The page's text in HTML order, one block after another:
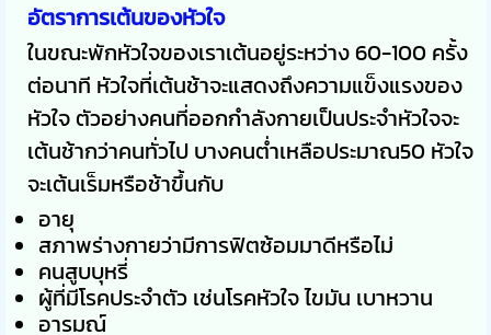
อัตราการเต้นของหัวใจ
ในขณะพักหัวใจของเราเต้นอยู่ระหว่าง 60-100 ครั้ง
ต่อนาที หัวใจที่เต้นช้าจะแสดงถึงความแข็งแรงของ
หัวใจ ตัวอย่างคนที่ออกกำลังกายเป็นประจำหัวใจจะ
เต้นช้ากว่าคนทั่วไป บางคนต่ำเหลือประมาณ50 หัวใจ
จะเต้นเร็มหรือช้าขึ้นกับ
อายุ
สภาพร่างกายว่ามีการฟิตซ้อมมาดีหรือไม่
คนสูบบุหรี่
ผู้ที่มีโรคประจำตัว เช่นโรคหัวใจ ไขมัน เบาหวาน
อารมณ์